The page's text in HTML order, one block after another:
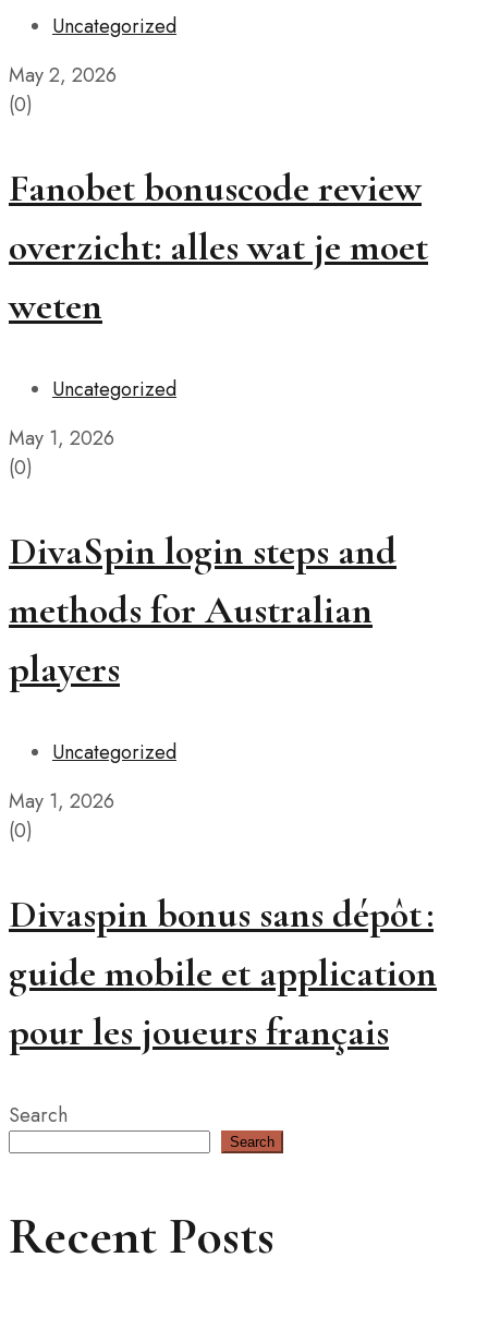
Uncategorized
May 2, 2026
(0)
Fanobet bonuscode review
overzicht: alles wat je moet
weten
Uncategorized
May 1, 2026
(0)
DivaSpin login steps and
methods for Australian
players
Uncategorized
May 1, 2026
(0)
Divaspin bonus sans dépôt :
guide mobile et application
pour les joueurs français
Search
Search
Recent Posts